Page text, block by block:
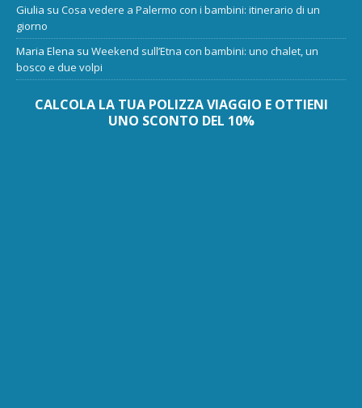
Giulia su Cosa vedere a Palermo con i bambini: itinerario di un
giorno
Maria Elena su Weekend sull’Etna con bambini: uno chalet, un
bosco e due volpi
CALCOLA LA TUA POLIZZA VIAGGIO E OTTIENI
UNO SCONTO DEL 10%